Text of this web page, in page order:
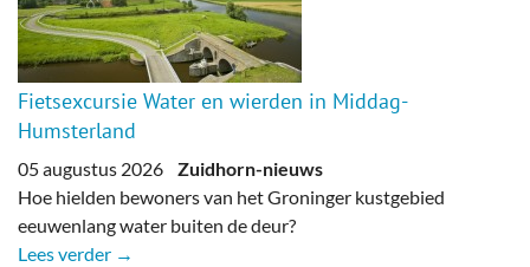
Fietsexcursie Water en wierden in Middag-
Humsterland
05 augustus 2026 Zuidhorn-nieuws
Hoe hielden bewoners van het Groninger kustgebied
eeuwenlang water buiten de deur?
Lees verder →